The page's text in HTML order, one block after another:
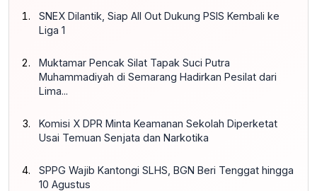
SNEX Dilantik, Siap All Out Dukung PSIS Kembali ke
Liga 1
Muktamar Pencak Silat Tapak Suci Putra
Muhammadiyah di Semarang Hadirkan Pesilat dari
Lima...
Komisi X DPR Minta Keamanan Sekolah Diperketat
Usai Temuan Senjata dan Narkotika
SPPG Wajib Kantongi SLHS, BGN Beri Tenggat hingga
10 Agustus